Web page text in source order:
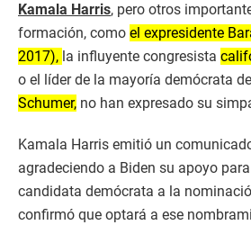
Kamala Harris, pero otros
formación, como el expresidente
2017), la influyente congresista
o el líder de la mayoría demócrata
Schumer, no han expresado su
Kamala Harris emitió un
agradeciendo a Biden su apoyo
candidata demócrata a la
confirmó que optará a ese